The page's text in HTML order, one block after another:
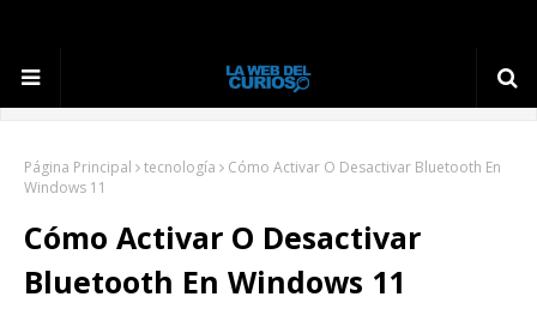
Página Principal tecnología
Cómo Activar O Desactivar Bluetooth En
Windows 11
Cómo Activar O Desactivar
Bluetooth En Windows 11